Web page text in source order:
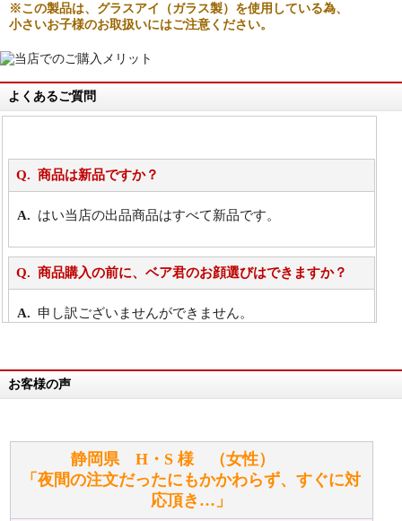
※この製品は、グラスアイ（ガラス製）を使用している為、
小さいお子様のお取扱いにはご注意ください。
よくあるご質問
商品は新品ですか？
はい当店の出品商品はすべて新品です。
商品購入の前に、ベア君のお顔選びはできますか？
申し訳ございませんができません。
万が一欲しい商品が見つからない場合は、探して取り
お任せください！それは当店が謡っています「おも
てなしの心」で対応させていただきます。
お客様の声
静岡県 H・S 様 （女性）
「夜間の注文だったにもかかわらず、すぐに対
応頂き…」